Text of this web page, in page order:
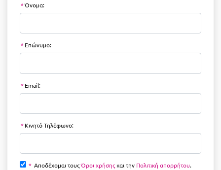
*Όνομα:
*Επώνυμο:
*Email:
*Κινητό Τηλέφωνο:
* Αποδέχομαι τουςΌροι χρήσηςκαι την Πολιτική απορρήτου.